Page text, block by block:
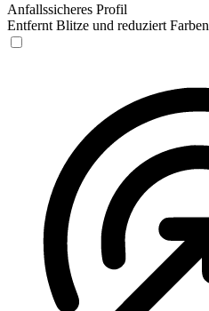
Anfallssicheres Profil
Entfernt Blitze und reduziert Farben